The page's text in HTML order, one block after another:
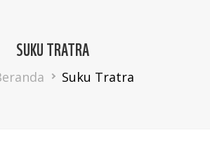
SUKU TRATRA
Suku Tratra